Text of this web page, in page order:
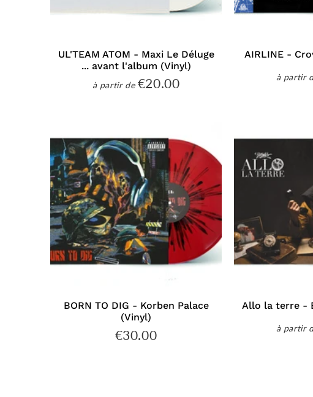
UL'TEAM ATOM - Maxi Le Déluge
... avant l'album (Vinyl)
à partir de Prix
€20.00
AIRLINE -
à partir
BORN TO DIG - Korben Palace
(Vinyl)
Prix
€30.00
Allo la terre -
à partir